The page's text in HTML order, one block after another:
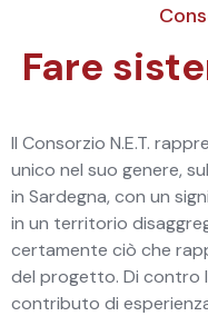
Fare
Il Consorzio N.E.T.
unico nel suo genere,
in Sardegna, con un
in un territorio
certamente ciò che
del progetto. Di contro
contributo di